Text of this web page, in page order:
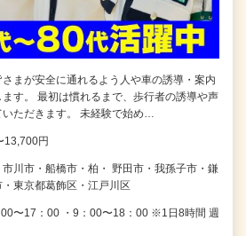
まが安全に通れるよう人や車の誘導・案内
す。 最初は慣れるまで、歩行者の誘導や声
いただきます。 未経験で始め…
13,700円
川市・船橋市・柏・ 野田市・我孫子市・鎌
東京都葛飾区・江戸川区
00〜17：00 ・9：00〜18：00 ※1日8時間 週